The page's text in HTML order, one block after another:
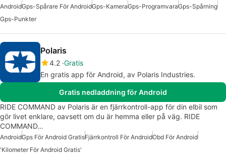
AndroidGps-Spårare För AndroidGps-KameraGps-ProgramvaraGps-Spårning
Gps-Punkter
Polaris
4.2 Gratis
En gratis app för Android, av Polaris Industries.
Gratis nedladdning för Android
RIDE COMMAND av Polaris är en fjärrkontroll-app för din elbil som
gör livet enklare, oavsett om du är hemma eller på väg. RIDE
COMMAND…
AndroidGps För Android GratisFjärrkontroll För AndroidObd För Android
'Kilometer För Android Gratis'